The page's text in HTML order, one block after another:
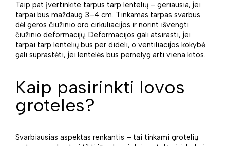
Taip pat įvertinkite tarpus tarp lentelių – geriausia, jei
tarpai bus maždaug 3–4 cm. Tinkamas tarpas svarbus
dėl geros čiužinio oro cirkuliacijos ir norint išvengti
čiužinio deformacijų. Deformacijos gali atsirasti, jei
tarpai tarp lentelių bus per dideli, o ventiliacijos kokybė
gali suprastėti, jei lentelės bus pernelyg arti viena kitos.
Kaip pasirinkti lovos
groteles?
Svarbiausias aspektas renkantis – tai tinkami grotelių